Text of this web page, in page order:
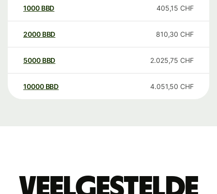
1000 BBD 405,15 CHF
2000 BBD 810,30 CHF
5000 BBD 2.025,75 CHF
10000 BBD 4.051,50 CHF